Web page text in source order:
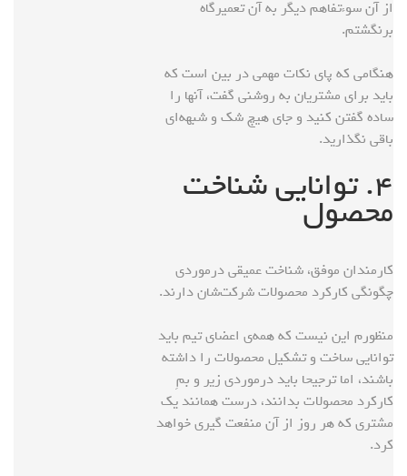
از آن سوءتفاهم دیگر به آن تعمیرگاه
برنگشتم.
هنگامی که پای نکات مهمی در بین است که
باید برای مشتریان به روشنی گفت، آنها را
ساده گفتن کنید و جای هیچ شک و شبهه‌ای
باقی نگذارید.
۴. توانایی شناخت
محصول
کارمندان موفق، شناخت عمیقی درمورد‌ی
چگونگی کارکرد محصولات‌ شرکت‌شان دارند.
منظورم این نیست که همه‌ی اعضای تیم‌ باید
توانایی ساخت و تشکیل محصولات را داشته
باشند، اما ترجیحا باید درمورد‌ی زیر و بمِ
کارکرد محصولات بدانند، درست همانند یک
مشتری که هر روز از آن منفعت گیری خواهد
کرد.